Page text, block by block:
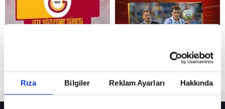
Rıza Bilgiler Reklam Ayarları Hakkında